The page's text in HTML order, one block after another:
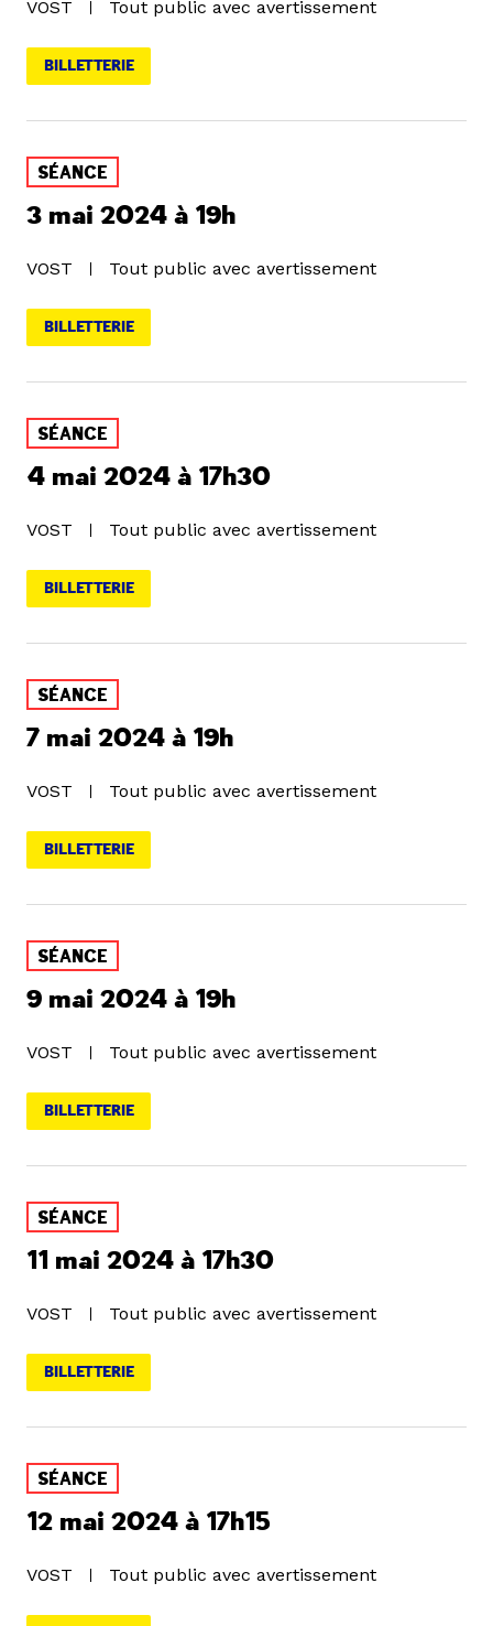
VOST Tout public avec avertissement
BILLETTERIE
SÉANCE
3 mai 2024 à 19h
VOST Tout public avec avertissement
BILLETTERIE
SÉANCE
4 mai 2024 à 17h30
VOST Tout public avec avertissement
BILLETTERIE
SÉANCE
7 mai 2024 à 19h
VOST Tout public avec avertissement
BILLETTERIE
SÉANCE
9 mai 2024 à 19h
VOST Tout public avec avertissement
BILLETTERIE
SÉANCE
11 mai 2024 à 17h30
VOST Tout public avec avertissement
BILLETTERIE
SÉANCE
12 mai 2024 à 17h15
VOST Tout public avec avertissement